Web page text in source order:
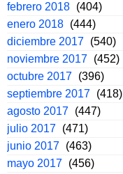
febrero 2018 (404)
enero 2018 (444)
diciembre 2017 (540)
noviembre 2017 (452)
octubre 2017 (396)
septiembre 2017 (418)
agosto 2017 (447)
julio 2017 (471)
junio 2017 (463)
mayo 2017 (456)